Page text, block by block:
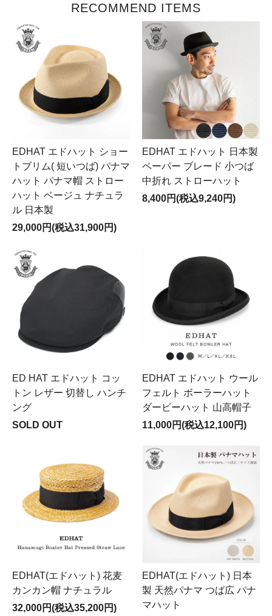
RECOMMEND ITEMS
EDHAT エドハット ショー
トブリム( 短いつば) パナマ
ハット パナマ帽 ストロー
ハット ベージュ ナチュラ
ル 日本製
29,000円(税込31,900円)
EDHAT エドハット 日本製
ペーパー ブレード 小つば
中折れ ストローハット
8,400円(税込9,240円)
ED HAT エドハット コッ
トン レザー 切替し ハンチ
ング
SOLD OUT
EDHAT エドハット ウール
フェルト ボーラーハット
ダービーハット 山高帽子
11,000円(税込12,100円)
EDHAT(エドハット) 花麦
カンカン帽 ナチュラル
32,000円(税込35,200円)
EDHAT(エドハット) 日本
製 天然パナマ つば広 パナ
マハット